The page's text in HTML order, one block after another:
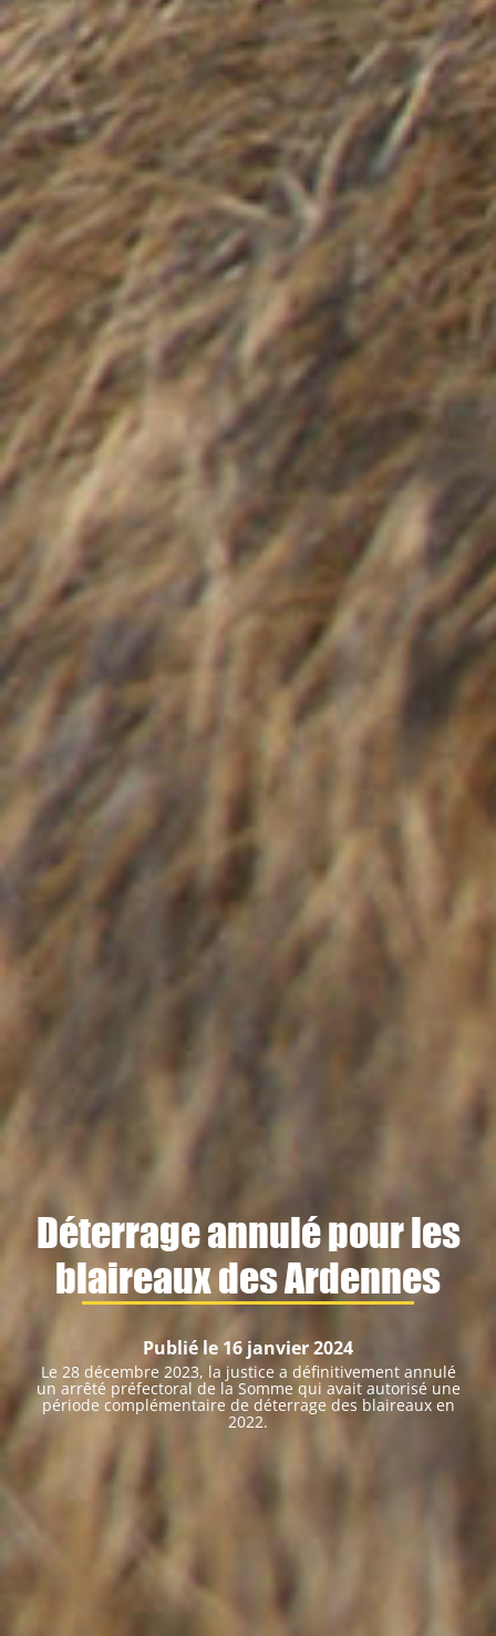
Déterrage annulé pour les
blaireaux des Ardennes
Publié le 16 janvier 2024
Le 28 décembre 2023, la justice a définitivement annulé
un arrêté préfectoral de la Somme qui avait autorisé une
période complémentaire de déterrage des blaireaux en
2022.